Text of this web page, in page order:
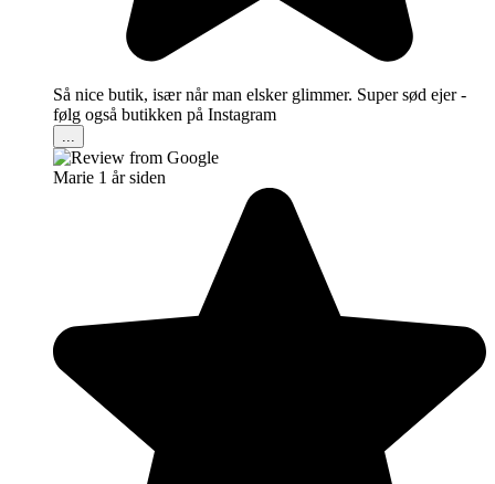
Så nice butik, især når man elsker glimmer. Super sød ejer -
følg også butikken på Instagram
...
Marie 1 år siden